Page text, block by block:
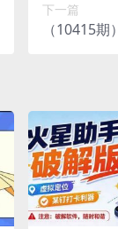
下一篇
（10415